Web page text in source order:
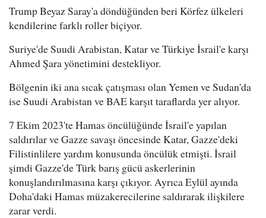
Trump Beyaz Saray'a döndüğünden beri Körfez ülkeleri
kendilerine farklı roller biçiyor.
Suriye'de Suudi Arabistan, Katar ve Türkiye İsrail'e karşı
Ahmed Şara yönetimini destekliyor.
Bölgenin iki ana sıcak çatışması olan Yemen ve Sudan'da
ise Suudi Arabistan ve BAE karşıt taraflarda yer alıyor.
7 Ekim 2023'te Hamas öncülüğünde İsrail'e yapılan
saldırılar ve Gazze savaşı öncesinde Katar, Gazze'deki
Filistinlilere yardım konusunda öncülük etmişti. İsrail
şimdi Gazze'de Türk barış gücü askerlerinin
konuşlandırılmasına karşı çıkıyor. Ayrıca Eylül ayında
Doha'daki Hamas müzakerecilerine saldırarak ilişkilere
zarar verdi.